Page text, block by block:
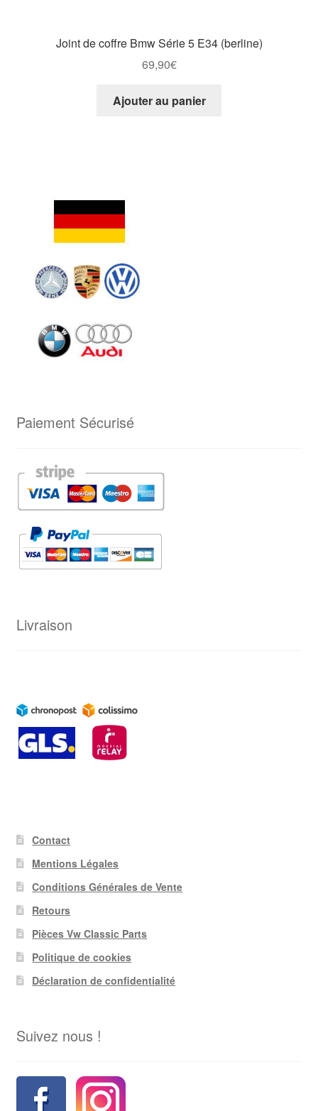
Joint de coffre Bmw Série 5 E34 (berline)
69,90€
Ajouter au panier
Paiement Sécurisé
Livraison
Contact
Mentions Légales
Conditions Générales de Vente
Retours
Pièces Vw Classic Parts
Politique de cookies
Déclaration de confidentialité
Suivez nous !